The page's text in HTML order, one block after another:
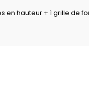
en hauteur + 1 grille de